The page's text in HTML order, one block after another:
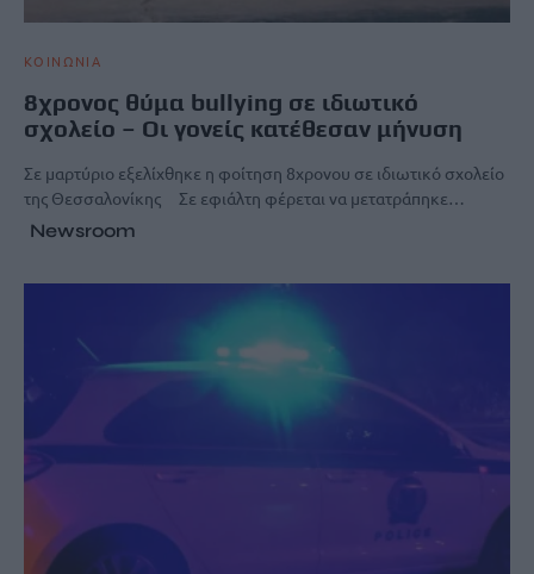
ΚΟΙΝΩΝΙΑ
8χρονος θύμα bullying σε ιδιωτικό
σχολείο – Οι γονείς κατέθεσαν μήνυση
Σε μαρτύριο εξελίχθηκε η φοίτηση 8χρονου σε ιδιωτικό σχολείο
της Θεσσαλονίκης Σε εφιάλτη φέρεται να μετατράπηκε…
Newsroom